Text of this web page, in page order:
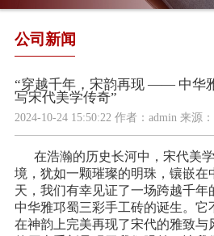
公司新闻
“穿越千年，宋韵再现 —— 中华
写宋代美学传奇”
2024-10-24 15:50:22 作者：admin 来源
在浩瀚的历史长河中，宋代美
境，犹如一颗璀璨的明珠，镶嵌在
天，我们有幸见证了一场跨越千
中华雅邛蜀三彩手工砖的诞生。它
在神韵上完美再现了宋代的雅致与